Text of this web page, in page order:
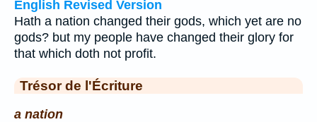
English Revised Version
Hath a nation changed their gods, which yet are no
gods? but my people have changed their glory for
that which doth not profit.
Trésor de l'Écriture
a nation